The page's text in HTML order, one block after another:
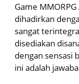
Game
dihadirkan
sangat
disediakan
dengan sensasi
ini adalah